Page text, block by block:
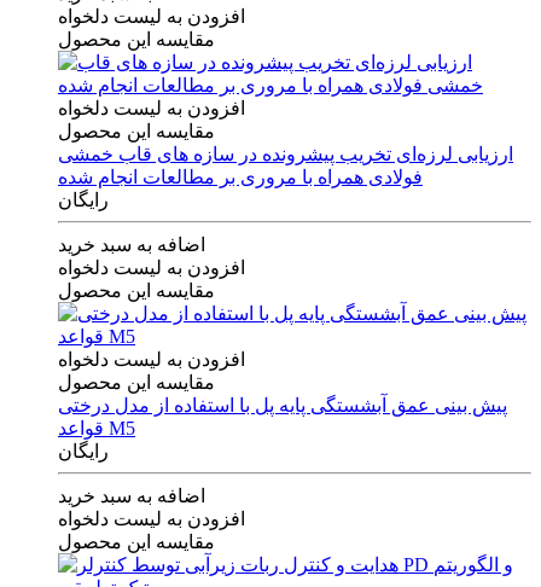
افزودن به لیست دلخواه
مقایسه این محصول
افزودن به لیست دلخواه
مقایسه این محصول
ارزیابی لرزه‌ای تخریب پیشرونده در سازه های قاب خمشی
فولادی همراه با مروری بر مطالعات انجام شده
رایگان
اضافه به سبد خرید
افزودن به لیست دلخواه
مقایسه این محصول
افزودن به لیست دلخواه
مقایسه این محصول
پیش بینی عمق آبشستگی پایه پل با استفاده از مدل درختی
قواعد M5
رایگان
اضافه به سبد خرید
افزودن به لیست دلخواه
مقایسه این محصول